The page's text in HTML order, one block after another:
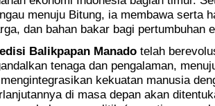
menuju Bitung, ia membawa serta
dan bahan bakar bagi pertumbuhan
Balikpapan Manado telah
tenaga dan pengalaman,
kekuatan manusia
di masa depan akan